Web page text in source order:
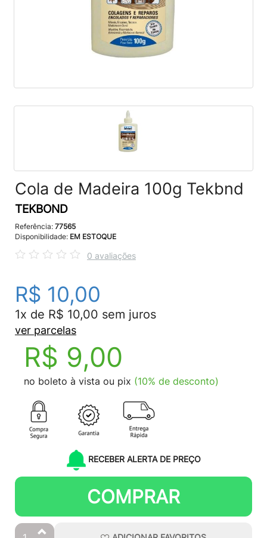
Cola de Madeira 100g Tekbnd
TEKBOND
Referência: 77565
Disponibilidade: EM ESTOQUE
0 avaliações
R$ 10,00
1x de R$ 10,00 sem juros
ver parcelas
R$ 9,00
no boleto à vista ou pix (10% de desconto)
RECEBER ALERTA DE PREÇO
COMPRAR